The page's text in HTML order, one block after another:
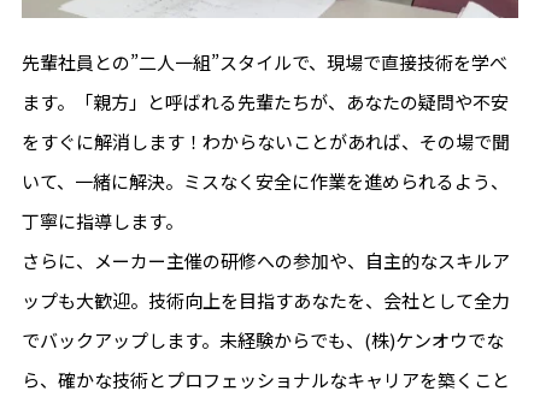
先輩社員との”二人一組”スタイルで、現場で直接技術を学べ
ます。「親方」と呼ばれる先輩たちが、あなたの疑問や不安
をすぐに解消します！わからないことがあれば、その場で聞
いて、一緒に解決。ミスなく安全に作業を進められるよう、
丁寧に指導します。
さらに、メーカー主催の研修への参加や、自主的なスキルア
ップも大歓迎。技術向上を目指すあなたを、会社として全力
でバックアップします。未経験からでも、(株)ケンオウでな
ら、確かな技術とプロフェッショナルなキャリアを築くこと